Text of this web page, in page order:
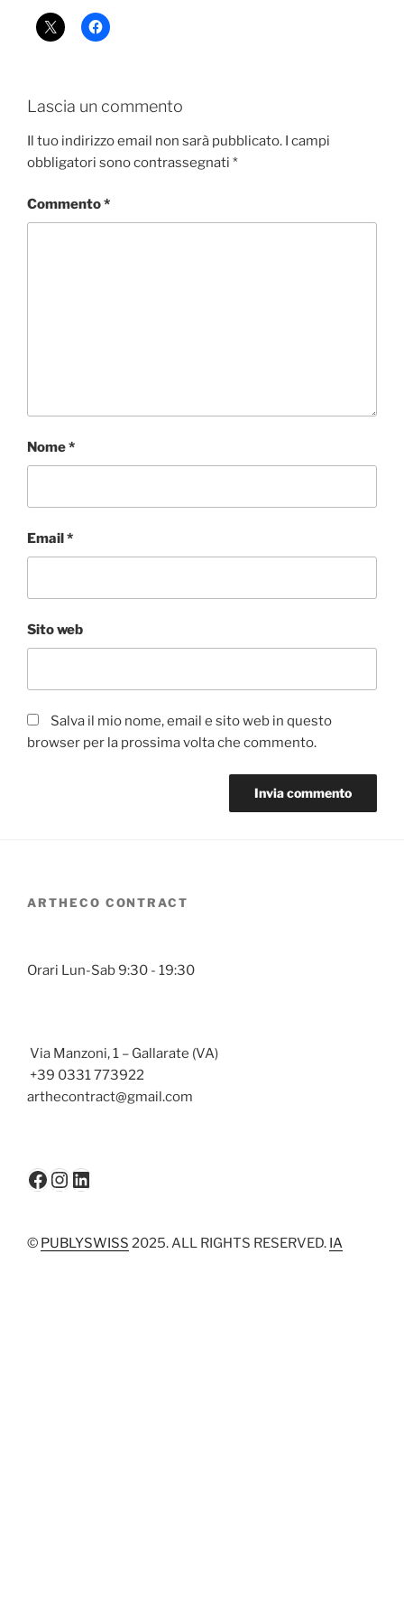
Lascia un commento
Il tuo indirizzo email non sarà pubblicato. I campi
obbligatori sono contrassegnati *
Commento*
Nome*
Email*
Sito web
Salva il mio nome, email e sito web in questo
browser per la prossima volta che commento.
ARTHECO CONTRACT
Orari Lun-Sab 9:30 - 19:30
Via Manzoni, 1 – Gallarate (VA)
+39 0331 773922
arthecontract@gmail.com
Facebook
Instagram
LinkedIn
© PUBLYSWISS 2025. ALL RIGHTS RESERVED. IA